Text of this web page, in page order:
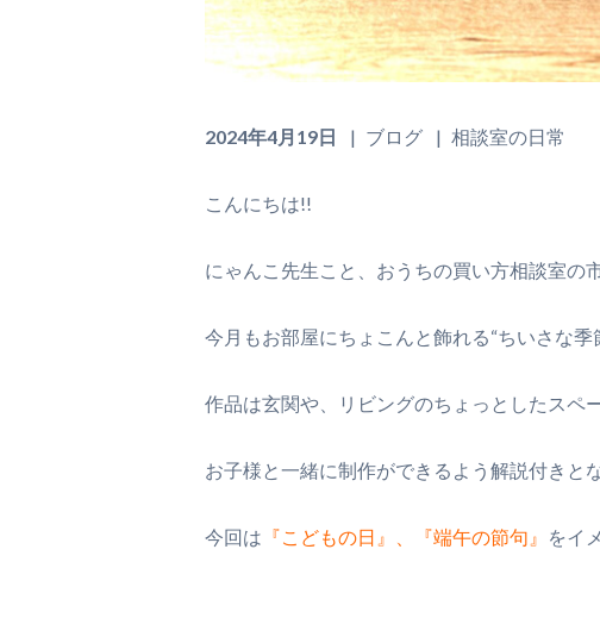
2024年4月19日 ブログ 相談室の日常
こんにちは!!
にゃんこ先生こと、おうちの買い方相談室の
今月もお部屋にちょこんと飾れる“ちいさな
作品は玄関や、リビングのちょっとしたスペ
お子様と一緒に制作ができるよう解説付きと
今回は 『こどもの日』、『端午の節句』 をイ